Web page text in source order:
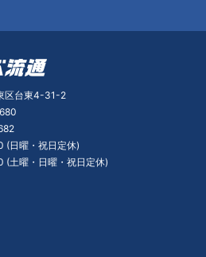
区台東4-31-2
(日曜・祝日定休)
(土曜・日曜・祝日定休)